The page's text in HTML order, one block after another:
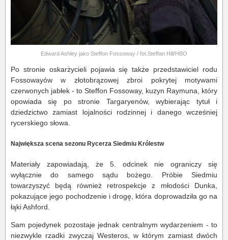
Edward Ashley jako Steffon Fossoway / fot.Steffan Hill/HBO
Po stronie oskarżycieli pojawia się także przedstawiciel rodu
Fossowayów w złotobrązowej zbroi pokrytej motywami
czerwonych jabłek - to Steffon Fossoway, kuzyn Raymuna, który
opowiada się po stronie Targaryenów, wybierając tytuł i
dziedzictwo zamiast lojalności rodzinnej i danego wcześniej
rycerskiego słowa.
Największa scena sezonu Rycerza Siedmiu Królestw
Materiały zapowiadają, że 5. odcinek nie ograniczy się
wyłącznie do samego sądu bożego. Próbie Siedmiu
towarzyszyć będą również retrospekcje z młodości Dunka,
pokazujące jego pochodzenie i drogę, która doprowadziła go na
łąki Ashford.
Sam pojedynek pozostaje jednak centralnym wydarzeniem - to
niezwykle rzadki zwyczaj Westeros, w którym zamiast dwóch